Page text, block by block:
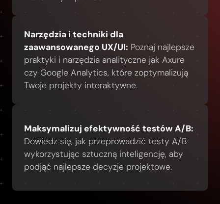
Narzędzia i techniki dla
zaawansowanego UX/UI: Poznaj najlepsze
praktyki i narzędzia analityczne jak Axure
czy Google Analytics, które zoptymalizują
Twoje projekty interaktywne.
Maksymalizuj efektywność testów A/B:
Dowiedz się, jak przeprowadzić testy A/B
wykorzystując sztuczną inteligencję, aby
podjąć najlepsze decyzje projektowe.